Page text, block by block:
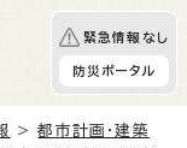
緊急情報なし
防災ポータル
>都市計画・建築